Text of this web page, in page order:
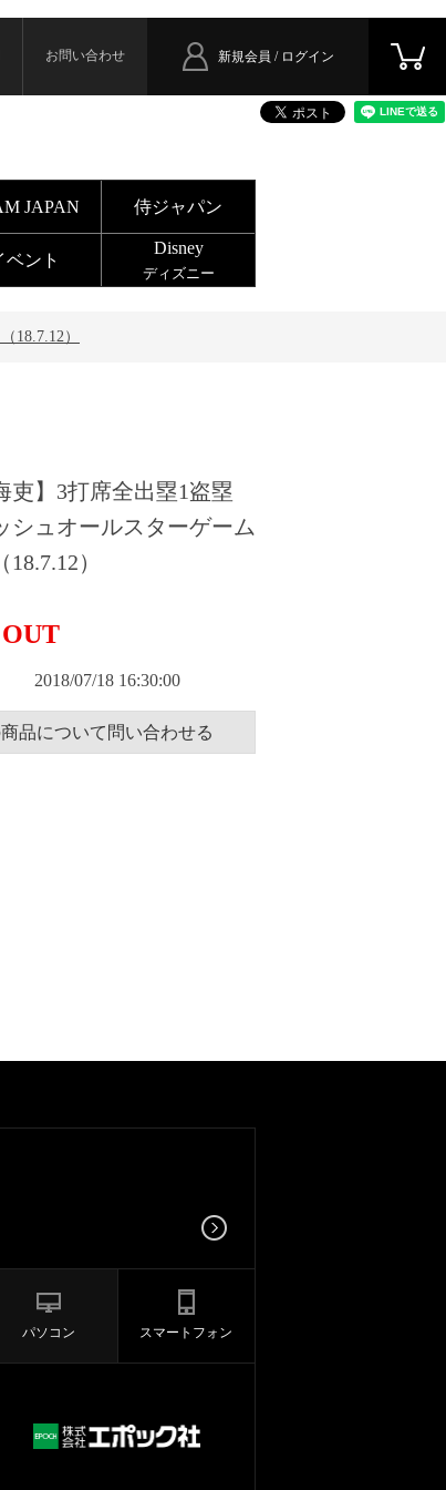
新規会員 / ログイン
お問い合わせ
JAPAN 侍ジャパン
ベント
Disney
ディズニー
18.7.12）
吏】3打席全出塁1盗塁
シュオールスターゲーム
）
2018/07/18 16:30:00
品について問い合わせる
パソコン スマートフォン